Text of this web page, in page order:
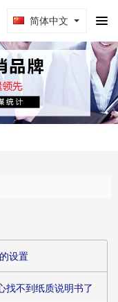
简体中文
设置
找不到纸质说明书了